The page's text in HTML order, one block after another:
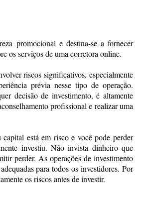
promocional e destina-se a fornecer
os serviços de uma corretora online.
riscos significativos, especialmente
prévia nesse tipo de operação.
decisão de investimento, é altamente
profissional e realizar uma
capital está em risco e você pode perder
investiu. Não invista dinheiro que
perder. As operações de investimento
para todos os investidores. Por
os riscos antes de investir.